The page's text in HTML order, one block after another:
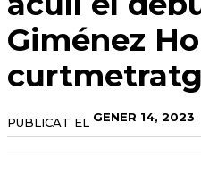
Giménez
PUBLICAT EL GENER 14, 2023